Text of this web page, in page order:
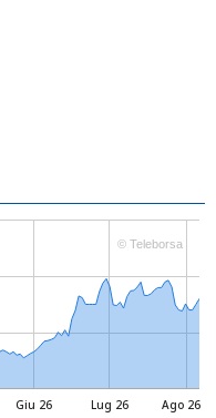
Lug 26
Giu 26 Ago 26
© Teleborsa